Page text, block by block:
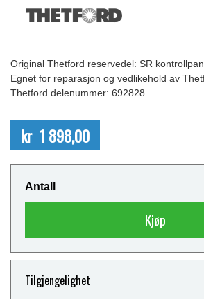
Original Thetford reservedel: SR
Egnet for reparasjon og vedlikehold av
Thetford delenummer: 692828.
kr 1 898,00
Antall
Kjøp
Tilgjengelighet